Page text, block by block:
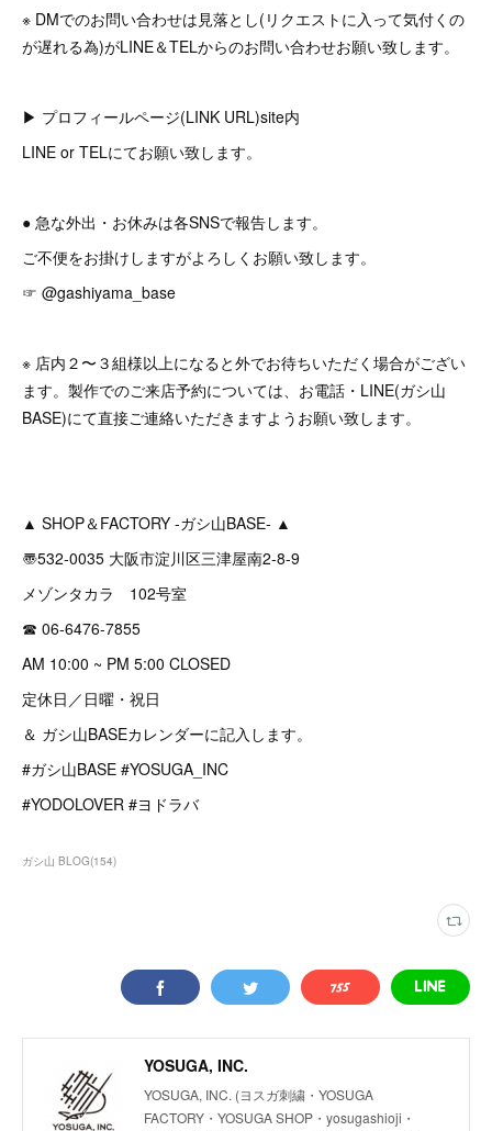
※ DMでのお問い合わせは見落とし(リクエストに入って気付くの
が遅れる為)がLINE＆TELからのお問い合わせお願い致します。
▶︎ プロフィールページ(LINK URL)site内
LINE or TELにてお願い致します。
● 急な外出・お休みは各SNSで報告します。
ご不便をお掛けしますがよろしくお願い致します。
☞ @gashiyama_base
※ 店内２〜３組様以上になると外でお待ちいただく場合がござい
ます。製作でのご来店予約については、お電話・LINE(ガシ山
BASE)にて直接ご連絡いただきますようお願い致します。
▲ SHOP＆FACTORY -ガシ山BASE- ▲
〠532-0035 大阪市淀川区三津屋南2-8-9
メゾンタカラ 102号室
☎︎ 06-6476-7855
AM 10:00 ~ PM 5:00 CLOSED
定休日／日曜・祝日
＆ ガシ山BASEカレンダーに記入します。
#ガシ山BASE #YOSUGA_INC
#YODOLOVER #ヨドラバ
ガシ山 BLOG(154)
YOSUGA, INC.
YOSUGA, INC. (ヨスガ刺繍・YOSUGA
FACTORY・YOSUGA SHOP・yosugashioji・